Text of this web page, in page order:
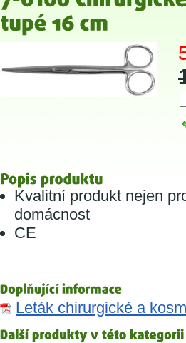
Kvalitní produkt nejen
domácnost
CE
Leták chirurgické a